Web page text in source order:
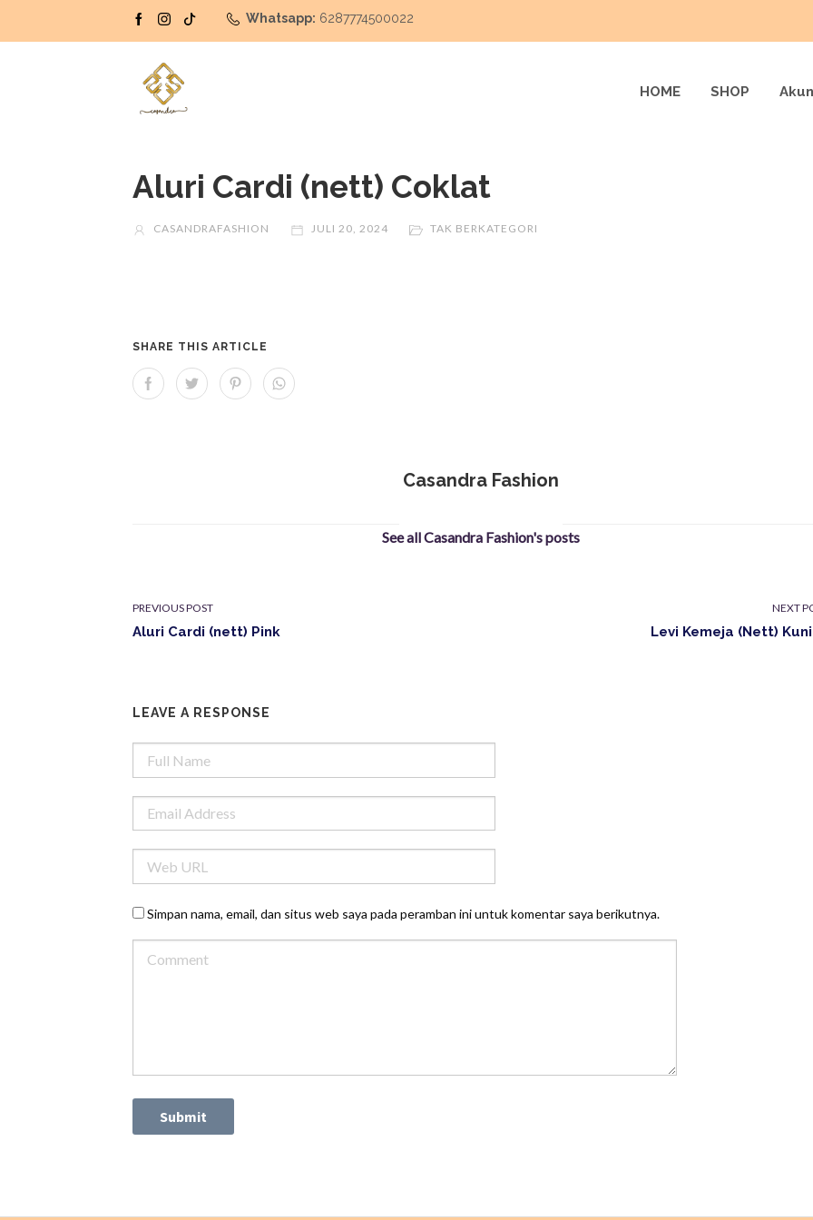
Whatsapp: 6287774500022
HOME SHOP
Aluri Cardi (nett) Coklat
CASANDRAFASHION JULI 20, 2024 TAK BERKATEGORI
SHARE THIS ARTICLE
Casandra Fashion
See all Casandra Fashion's posts
PREVIOUS POST
Aluri Cardi (nett) Pink
NEXT
Levi Kemeja (Nett)
LEAVE A RESPONSE
Simpan nama, email, dan situs web saya pada peramban ini untuk komentar saya berikutnya.